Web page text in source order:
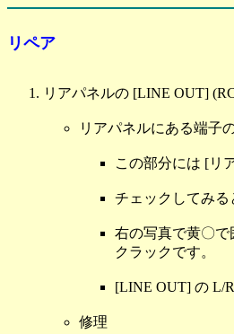
リペア
リアパネルの [LINE OUT]
リアパネルにある端子
この部分には [リ
チェックしてみる
右の写真で黄〇
クラックです。
[LINE OUT] の L/
修理